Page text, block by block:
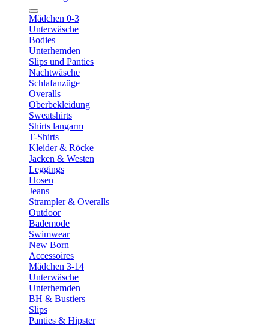
Mädchen 0-3
Unterwäsche
Bodies
Unterhemden
Slips und Panties
Nachtwäsche
Schlafanzüge
Overalls
Oberbekleidung
Sweatshirts
Shirts langarm
T-Shirts
Kleider & Röcke
Jacken & Westen
Leggings
Hosen
Jeans
Strampler & Overalls
Outdoor
Bademode
Swimwear
New Born
Accessoires
Mädchen 3-14
Unterwäsche
Unterhemden
BH & Bustiers
Slips
Panties & Hipster